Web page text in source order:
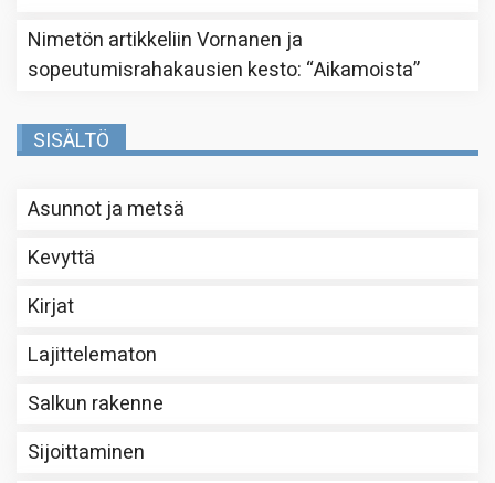
Nimetön artikkeliinVornanen ja
sopeutumisrahakausien kesto: “Aikamoista”
SISÄLTÖ
Asunnot ja metsä
Kevyttä
Kirjat
Lajittelematon
Salkun rakenne
Sijoittaminen